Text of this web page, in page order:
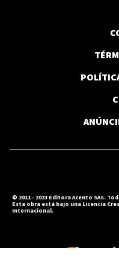
© 2011 - 2023 Editora Acento SAS.
Esta obra está bajo una Licencia
Internacional.